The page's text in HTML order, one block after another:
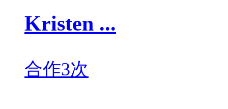
Kristen ...
合作3次